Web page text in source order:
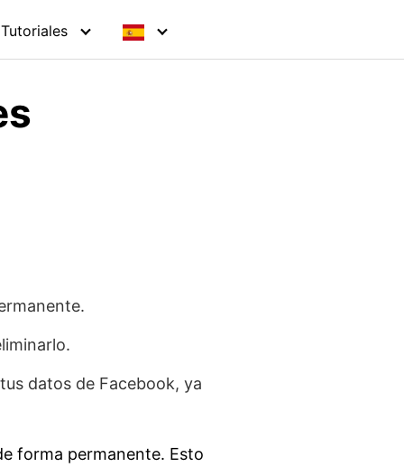
Tutoriales
datos de Facebook, ya
forma permanente. Esto